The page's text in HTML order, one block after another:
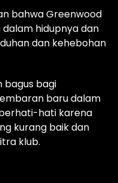
bahwa Greenwood
hidupnya dan
dan kehebohan
bagus bagi
baru dalam
hati karena
kurang baik dan
klub.